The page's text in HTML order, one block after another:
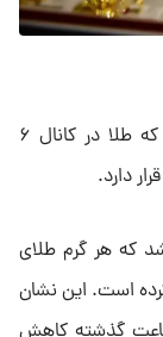
بررسی روند بازار طلا و سکه حاکی از آن است که طلا در کانال ۶
روز یک‌شنبه، ۲۲ تیرماه شد که هر گرم طلای
پیدا کرده است. این نشان